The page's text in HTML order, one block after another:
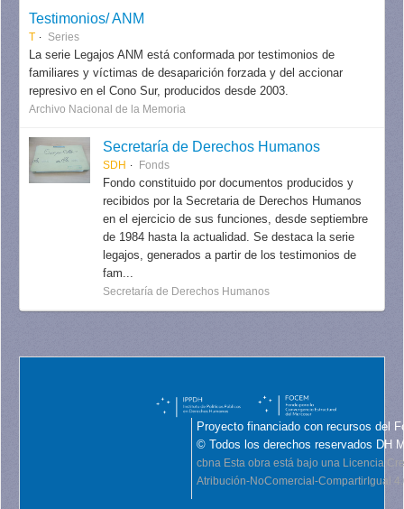
Testimonios/ ANM
T Series
La serie Legajos ANM está conformada por testimonios de
familiares y víctimas de desaparición forzada y del accionar
represivo en el Cono Sur, producidos desde 2003.
Archivo Nacional de la Memoria
Secretaría de Derechos Humanos
SDH Fonds
Fondo constituido por documentos producidos y
recibidos por la Secretaria de Derechos Humanos
en el ejercicio de sus funciones, desde septiembre
de 1984 hasta la actualidad. Se destaca la serie
legajos, generados a partir de los testimonios de
fam...
Secretaría de Derechos Humanos
Proyecto financiado con recursos del
© Todos los derechos reservados DH
cbna Esta obra está bajo una Licencia
Atribución-NoComercial-CompartirIgual